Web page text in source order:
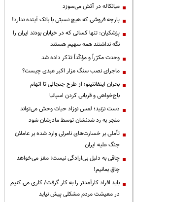
میانکاله در آتش می‌سوزد
پارچه فروشی که هیچ نسبتی با بانک آینده ندارد!
پزشکیان: تنها کسانی که در خیابان بودند ایران را
نگه نداشتند همه سهیم هستند
وحدت مکرّراً و مؤکّداً تذکر داده شد
ماجرای نصب سنگ مزار اکبر عبدی چیست؟
بحران اینفانتینو؛ از طرح جنجالی تا اتهام
باج‌خواهی و قربانی کردن اسپانیا
دست نزنید؛ لمس نوزاد حیات وحش می‌تواند
منجر به رد شدنشان توسط مادرشان شود
تأملی بر خسارت‌های نامرئی وارد شده بر عاملان
جنگ علیه ایران
چاقی به دلیل بی‌ارادگی نیست؛ مغز می‌خواهد
چاق بمانیم!
باید افراد کارآمدتر را به کار گرفت/ کاری می کنیم
در معیشت مردم مشکلی پیش نیاید